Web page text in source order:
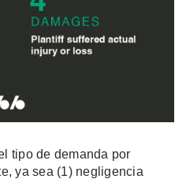
tipo de demanda por
ya sea (1) negligencia